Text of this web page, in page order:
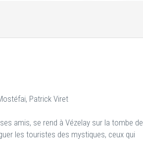
Patrick Viret
amis, se rend à Vézelay sur la tombe de
les touristes des mystiques, ceux qui